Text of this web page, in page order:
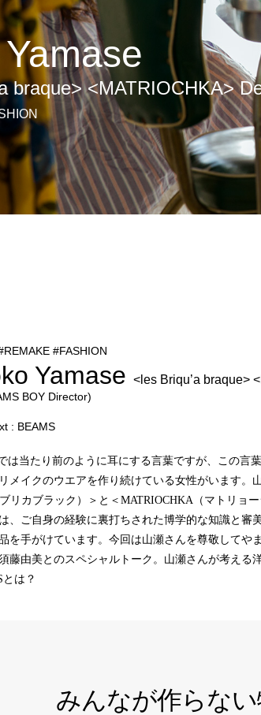
braque> <MATRIOCHKA>
#FASHION
Yamase <les Briqu’a braque>
BOY Director)
: BEAMS
当たり前のように耳にする言葉ですが、この言
メイクのウエアを作り続けている女性がいます。
ブリカブラック）＞と＜MATRIOCHKA（マトリョ
、ご自身の経験に裏打ちされた博学的な知識と審
を手がけています。今回は山瀬さんを尊敬してや
藤由美とのスペシャルトーク。山瀬さんが考える
は？
みんなが作らない